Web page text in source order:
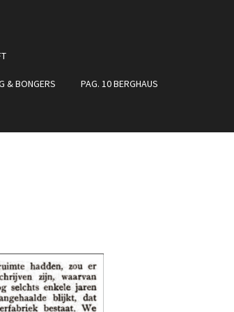
& BONGERS PAG. 10 BERGHAUS